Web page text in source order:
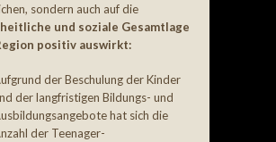
sondern auch auf die
und soziale Gesamtlage
positiv auswirkt:
der Beschulung der Kinder
der langfristigen Bildungs- und
hat sich die
der Teenager-